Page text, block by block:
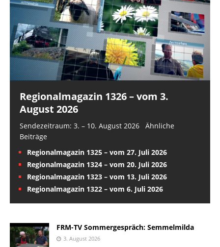
Regionalmagazin 1326 – vom 3.
August 2026
Sendezeitraum: 3. – 10. August 2026 Ähnliche
Beiträge
Regionalmagazin 1325 – vom 27. Juli 2026
Regionalmagazin 1324 – vom 20. Juli 2026
Regionalmagazin 1323 – vom 13. Juli 2026
Regionalmagazin 1322 – vom 6. Juli 2026
FRM-TV Sommergespräch: Semmelmilda
3. August 2026